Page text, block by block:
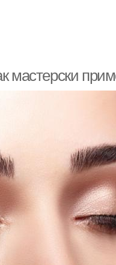
мастерски